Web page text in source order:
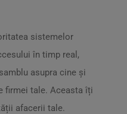
sistemelor
în timp real,
asupra cine și
firmei tale. Aceasta îți
afacerii tale.